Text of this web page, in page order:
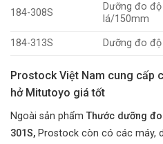
184-308S
Dưỡng đo
lá/150mm
184-313S Dưỡng đo
Prostock Việt Nam cung cấp
hở Mitutoyo giá tốt
Ngoài sản phẩm Thước dưỡng
301S, Prostock còn có các máy,